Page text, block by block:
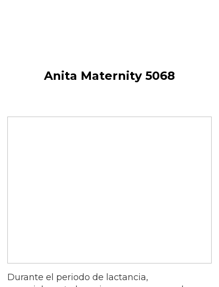
Anita Maternity 5068
Durante el periodo de lactancia,